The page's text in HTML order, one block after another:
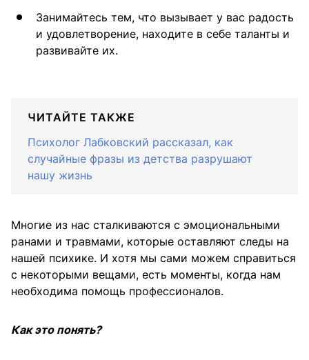
Занимайтесь тем, что вызывает у вас радость
и удовлетворение, находите в себе таланты и
развивайте их.
ЧИТАЙТЕ ТАКЖЕ
Психолог Лабковский рассказал, как
случайные фразы из детства разрушают
нашу жизнь
Многие из нас сталкиваются с эмоциональными
ранами и травмами, которые оставляют следы на
нашей психике. И хотя мы сами можем справиться
с некоторыми вещами, есть моменты, когда нам
необходима помощь профессионалов.
Как это понять?